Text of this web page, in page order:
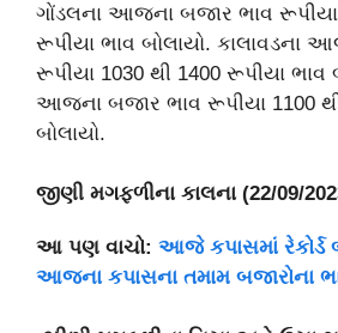
ગોંડલના આજના બજાર ભાવ રૂપીયા
રૂપીયા ભાવ બોલાયો. કાલાવડના
રૂપીયા 1030 થી 1400 રૂપીયા ભાવ
આજના બજાર ભાવ રૂપીયા 1100
બોલાયો.
જીણી મગફળીના કાલના (22/09/
આ પણ વાચો: આજે કપાસમાં રેકોર્ડ
આજના કપાસના તમામ બજારોના